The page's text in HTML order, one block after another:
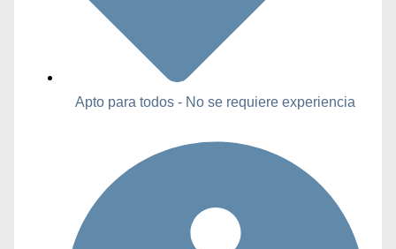
Apto para todos - No se requiere experiencia